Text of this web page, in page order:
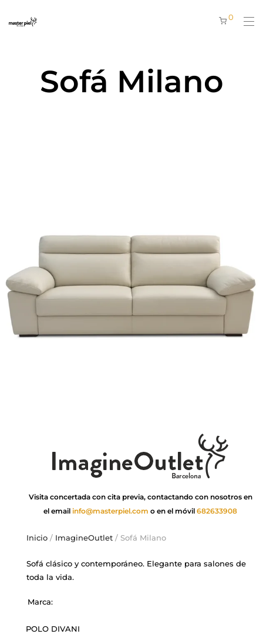
0
Sofá Milano
Visita concertada con cita previa, contactando con nosotros en
el email info@masterpiel.com o en el móvil 682633908
Inicio / ImagineOutlet / Sofá Milano
Sofá clásico y contemporáneo. Elegante para salones de
toda la vida.
Marca:
POLO DIVANI